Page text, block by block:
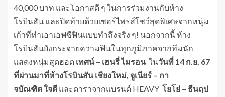
40,000 บาท และโอกาสดี ๆ ในการร่วมงานกับห้าง
โรบินสัน และปิดท้ายด้วยเซอร์ไพรส์โชว์สุดพิเศษจากหนุ่ม
เก้าที่ทำเอาเอฟซีฟินแบบทำถึงจริง ๆ! นอกจากนี้ ห้าง
โรบินสันยังกระจายความฟินในทุกภูมิภาคจากทีมนัก
แสดงหนุ่มสุดฮอต เทศน์– เฮนรี่ ไมรอนในวันที่ 14 ก.ย. 67
ที่ผ่านมาที่ห้างโรบินสัน เชียงใหม่, จูเนียร์ – กา
จบัณฑิต ใจดี และดาราจากแบรนด์ HEAVY โยโย่ – ธีนฤป